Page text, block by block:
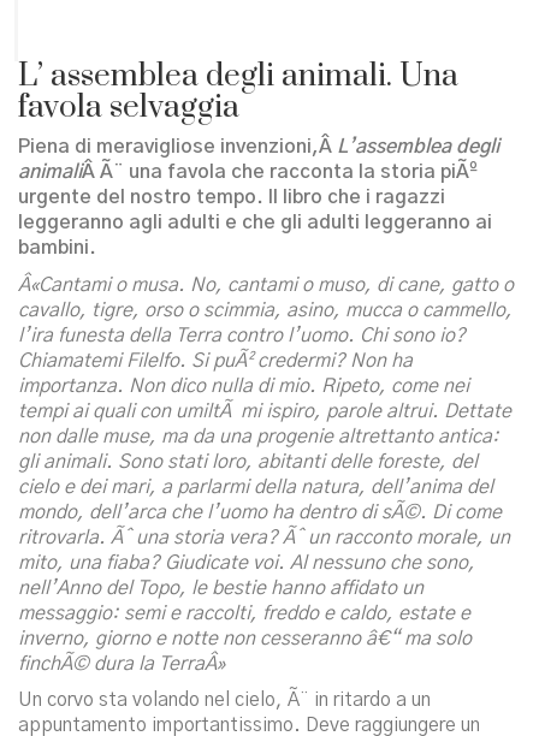
L’ assemblea degli animali. Una
favola selvaggia
Piena di meravigliose invenzioni,Â L’assemblea degli
animaliÂ Ã¨ una favola che racconta la storia piÃº
urgente del nostro tempo. Il libro che i ragazzi
leggeranno agli adulti e che gli adulti leggeranno ai
bambini.
Â«Cantami o musa. No, cantami o muso, di cane, gatto o
cavallo, tigre, orso o scimmia, asino, mucca o cammello,
l’ira funesta della Terra contro l’uomo. Chi sono io?
Chiamatemi Filelfo. Si puÃ² credermi? Non ha
importanza. Non dico nulla di mio. Ripeto, come nei
tempi ai quali con umiltÃ mi ispiro, parole altrui. Dettate
non dalle muse, ma da una progenie altrettanto antica:
gli animali. Sono stati loro, abitanti delle foreste, del
cielo e dei mari, a parlarmi della natura, dell’anima del
mondo, dell’arca che l’uomo ha dentro di sÃ©. Di come
ritrovarla. Ãˆ una storia vera? Ãˆ un racconto morale, un
mito, una fiaba? Giudicate voi. Al nessuno che sono,
nell’Anno del Topo, le bestie hanno affidato un
messaggio: semi e raccolti, freddo e caldo, estate e
inverno, giorno e notte non cesseranno â€“ ma solo
finchÃ© dura la TerraÂ»
Un corvo sta volando nel cielo, Ã¨ in ritardo a un
appuntamento importantissimo. Deve raggiungere un